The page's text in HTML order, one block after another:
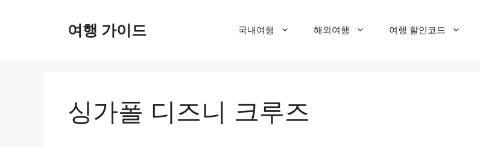
여행 가이드 국내여행 해외여행 여행 할인코드
싱가폴 디즈니 크루즈